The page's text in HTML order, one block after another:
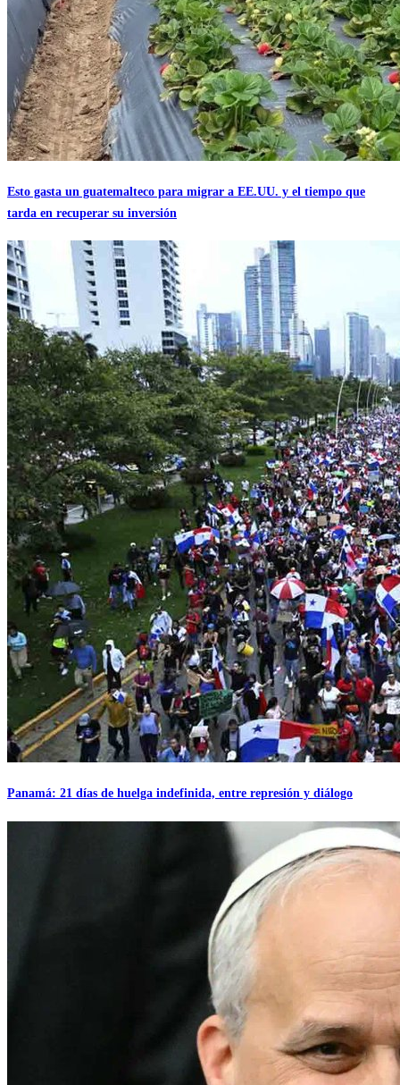
Esto gasta un guatemalteco para migrar a EE.UU. y el tiempo que
tarda en recuperar su inversión
Panamá: 21 días de huelga indefinida, entre represión y diálogo